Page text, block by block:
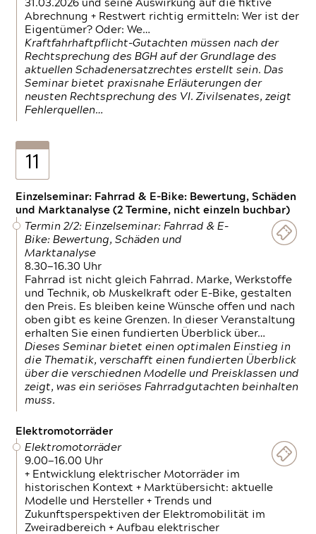
31.03.2026 und seine Auswirkung auf die fiktive
Abrechnung + Restwert richtig ermitteln: Wer ist der
Eigentümer? Oder: We…
Kraftfahrhaftpflicht-Gutachten müssen nach der
Rechtsprechung des BGH auf der Grundlage des
aktuellen Schadenersatzrechtes erstellt sein. Das
Seminar bietet praxisnahe Erläuterungen der
neusten Rechtsprechung des VI. Zivilsenates, zeigt
Fehlerquellen…
11
Einzelseminar: Fahrrad & E-Bike: Bewertung, Schäden
und Marktanalyse (2 Termine, nicht einzeln buchbar)
Termin 2/2: Einzelseminar: Fahrrad & E-
Bike: Bewertung, Schäden und
Marktanalyse
8.30—16.30 Uhr
Fahrrad ist nicht gleich Fahrrad. Marke, Werkstoffe
und Technik, ob Muskelkraft oder E-Bike, gestalten
den Preis. Es bleiben keine Wünsche offen und nach
oben gibt es keine Grenzen. In dieser Veranstaltung
erhalten Sie einen fundierten Überblick über…
Dieses Seminar bietet einen optimalen Einstieg in
die Thematik, verschafft einen fundierten Überblick
über die verschiednen Modelle und Preisklassen und
zeigt, was ein seriöses Fahrradgutachten beinhalten
muss.
Elektromotorräder
Elektromotorräder
9.00—16.00 Uhr
+ Entwicklung elektrischer Motorräder im
historischen Kontext + Marktübersicht: aktuelle
Modelle und Hersteller + Trends und
Zukunftsperspektiven der Elektromobilität im
Zweiradbereich + Aufbau elektrischer